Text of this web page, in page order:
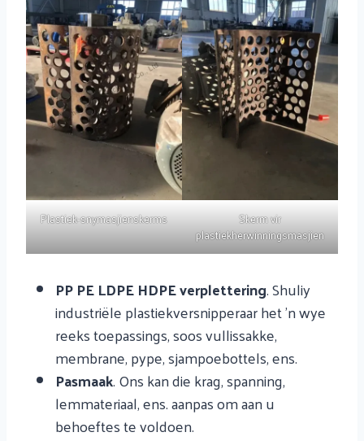
Plastiek-snymasjienskerms
Skerm vir
plastiekherwinningsmasjien
PP PE LDPE HDPE verplettering. Shuliy
industriële plastiekversnipperaar het 'n wye
reeks toepassings, soos vullissakke,
membrane, pype, sjampoebottels, ens.
Pasmaak. Ons kan die krag, spanning,
lemmateriaal, ens. aanpas om aan u
behoeftes te voldoen.